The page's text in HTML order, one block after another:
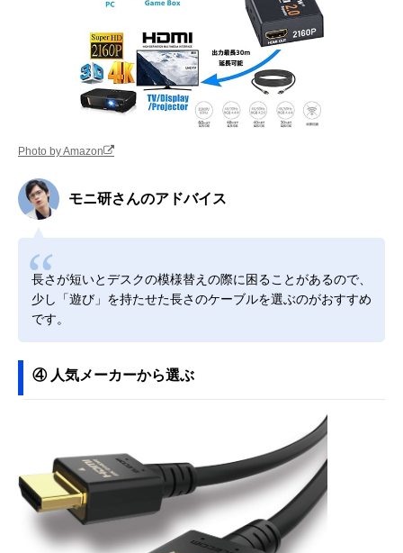
Photo by Amazon
モニ研さんのアドバイス
長さが短いとデスクの模様替えの際に困ることがあるので、
少し「遊び」を持たせた長さのケーブルを選ぶのがおすすめ
です。
④ 人気メーカーから選ぶ